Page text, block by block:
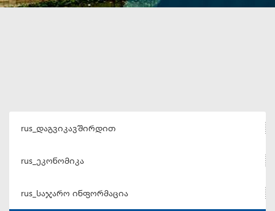
rus_დაგვიკავშირდით
rus_ეკონომიკა
rus_საჯარო ინფორმაცია